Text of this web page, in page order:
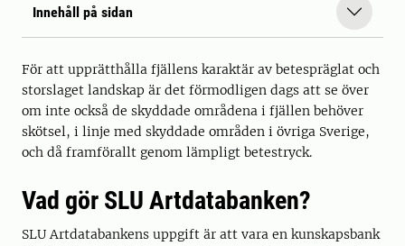
Innehåll på sidan
För att upprätthålla fjällens karaktär av betespräglat och
storslaget landskap är det förmodligen dags att se över
om inte också de skyddade områdena i fjällen behöver
skötsel, i linje med skyddade områden i övriga Sverige,
och då framförallt genom lämpligt betestryck.
Vad gör SLU Artdatabanken?
SLU Artdatabankens uppgift är att vara en kunskapsbank